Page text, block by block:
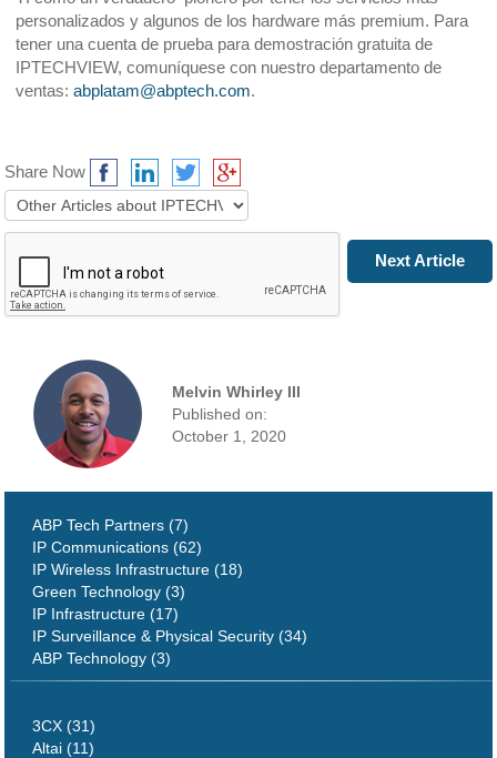
personalizados y algunos de los hardware más premium. Para
tener una cuenta de prueba para demostración gratuita de
IPTECHVIEW, comuníquese con nuestro departamento de
ventas:abplatam@abptech.com.
Share Now
Prev Article Next Article
Melvin Whirley III
Published on:
October 1, 2020
ABP Tech Partners (7)
IP Communications (62)
IP Wireless Infrastructure (18)
Green Technology (3)
IP Infrastructure (17)
IP Surveillance & Physical Security (34)
ABP Technology (3)
3CX (31)
Altai (11)